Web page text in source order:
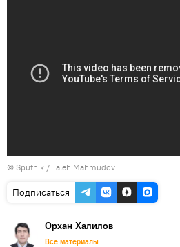
© Sputnik / Taleh Mahmudov
Подписаться
Орхан Халилов
Все материалы